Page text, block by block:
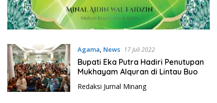
Agama, News 17 Juli 2022
Bupati Eka Putra Hadiri Penutupan
Mukhayam Alquran di Lintau Buo
Redaksi Jurnal Minang